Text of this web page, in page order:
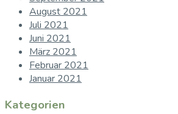
August 2021
Juli 2021
Juni 2021
März 2021
Februar 2021
Januar 2021
Kategorien